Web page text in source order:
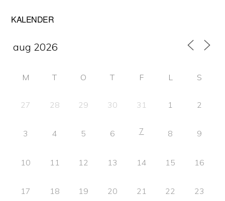
Primärt
sidofält
KALENDER
M T O T F L S
27 28 29 30 31 1 2
3 4 5 6 7 8 9
10 11 12 13 14 15 16
17 18 19 20 21 22 23